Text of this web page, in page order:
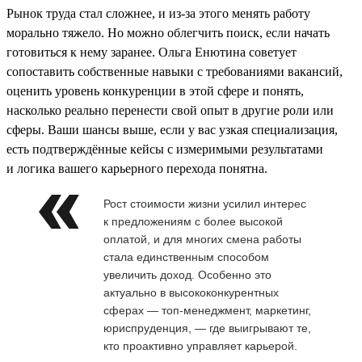
Рынок труда стал сложнее, и из-за этого менять работу
морально тяжело. Но можно облегчить поиск, если начать
готовиться к нему заранее. Ольга Енютина советует
сопоставить собственные навыки с требованиями вакансий,
оценить уровень конкуренции в этой сфере и понять,
насколько реально перенести свой опыт в другие роли или
сферы. Ваши шансы выше, если у вас узкая специализация,
есть подтверждённые кейсы с измеримыми результатами
и логика вашего карьерного перехода понятна.
Рост стоимости жизни усилил интерес
к предложениям с более высокой
оплатой, и для многих смена работы
стала единственным способом
увеличить доход. Особенно это
актуально в высококонкурентных
сферах — топ-менеджмент, маркетинг,
юриспруденция, — где выигрывают те,
кто проактивно управляет карьерой.